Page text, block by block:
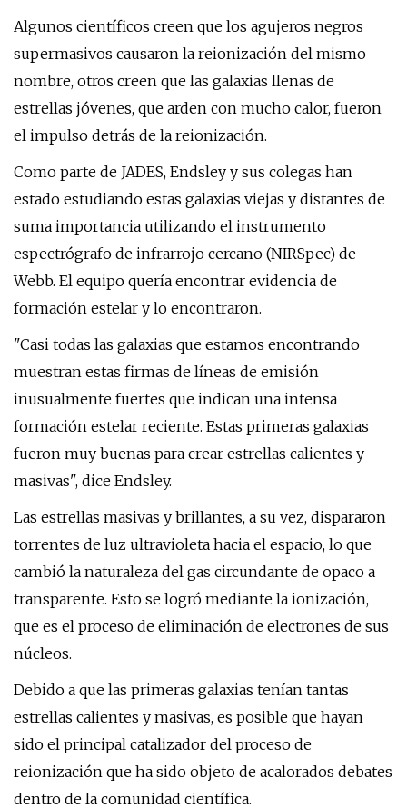
Algunos científicos creen que los agujeros negros
supermasivos causaron la reionización del mismo
nombre, otros creen que las galaxias llenas de
estrellas jóvenes, que arden con mucho calor, fueron
el impulso detrás de la reionización.
Como parte de JADES, Endsley y sus colegas han
estado estudiando estas galaxias viejas y distantes de
suma importancia utilizando el instrumento
espectrógrafo de infrarrojo cercano (NIRSpec) de
Webb. El equipo quería encontrar evidencia de
formación estelar y lo encontraron.
"Casi todas las galaxias que estamos encontrando
muestran estas firmas de líneas de emisión
inusualmente fuertes que indican una intensa
formación estelar reciente. Estas primeras galaxias
fueron muy buenas para crear estrellas calientes y
masivas", dice Endsley.
Las estrellas masivas y brillantes, a su vez, dispararon
torrentes de luz ultravioleta hacia el espacio, lo que
cambió la naturaleza del gas circundante de opaco a
transparente. Esto se logró mediante la ionización,
que es el proceso de eliminación de electrones de sus
núcleos.
Debido a que las primeras galaxias tenían tantas
estrellas calientes y masivas, es posible que hayan
sido el principal catalizador del proceso de
reionización que ha sido objeto de acalorados debates
dentro de la comunidad científica.